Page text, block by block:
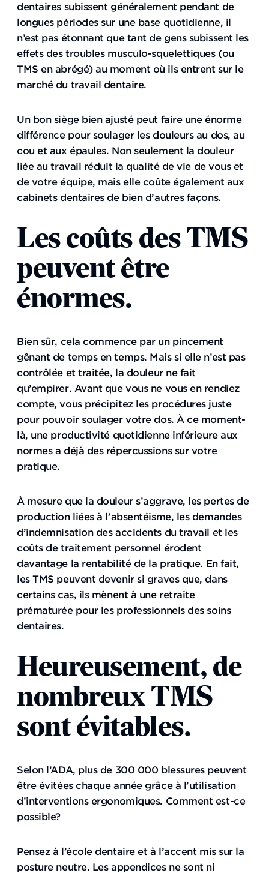
dentaires subissent généralement pendant de
longues périodes sur une base quotidienne, il
n’est pas étonnant que tant de gens subissent les
effets des troubles musculo-squelettiques (ou
TMS en abrégé) au moment où ils entrent sur le
marché du travail dentaire.
Un bon siège bien ajusté peut faire une énorme
différence pour soulager les douleurs au dos, au
cou et aux épaules. Non seulement la douleur
liée au travail réduit la qualité de vie de vous et
de votre équipe, mais elle coûte également aux
cabinets dentaires de bien d’autres façons.
Les coûts des TMS
peuvent être
énormes.
Bien sûr, cela commence par un pincement
gênant de temps en temps. Mais si elle n’est pas
contrôlée et traitée, la douleur ne fait
qu’empirer. Avant que vous ne vous en rendiez
compte, vous précipitez les procédures juste
pour pouvoir soulager votre dos. À ce moment-
là, une productivité quotidienne inférieure aux
normes a déjà des répercussions sur votre
pratique.
À mesure que la douleur s’aggrave, les pertes de
production liées à l’absentéisme, les demandes
d’indemnisation des accidents du travail et les
coûts de traitement personnel érodent
davantage la rentabilité de la pratique. En fait,
les TMS peuvent devenir si graves que, dans
certains cas, ils mènent à une retraite
prématurée pour les professionnels des soins
dentaires.
Heureusement, de
nombreux TMS
sont évitables.
Selon l’ADA, plus de 300 000 blessures peuvent
être évitées chaque année grâce à l’utilisation
d’interventions ergonomiques. Comment est-ce
possible?
Pensez à l’école dentaire et à l’accent mis sur la
posture neutre. Les appendices ne sont ni